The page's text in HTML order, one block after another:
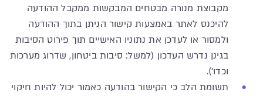
מקבוצת מנורה מבטחים המבקשות ממקבל ההודעה
להיכנס לאתר באמצעות קישור הניתן בתוך ההודעה
ולמסור או לעדכן את נתוניו האישיים תוך פירוט הסיבות
בגינן נדרש העדכון (למשל: סיבות ביטחון, שדרוג מערכות
וכדו').
תשומת הלב כי הקישור בהודעה כאמור יכול להיות חיקוי